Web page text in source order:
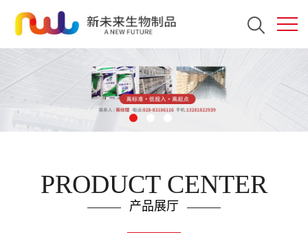
PRODUCT CENTER
产品展厅